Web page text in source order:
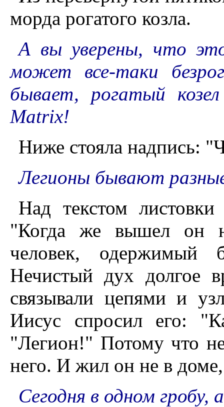
морда рогатого козла.
А вы уверены, что
может все-таки
бывает, рогатый
Matrix!
Ниже стояла надпись:
Легионы бывают
Над текстом
"Когда же вышел он
человек, одержимый
Нечистый дух долгое
связывали цепями и
Иисус спросил его:
"Легион!" Потому что
него. И жил он не в
Сегодня в одном гробу,